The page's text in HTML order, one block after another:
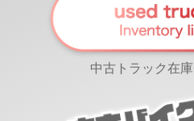
中古トラック在